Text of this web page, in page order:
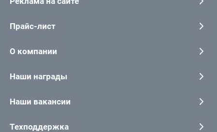
Прайс-лист
О компании
Наши награды
Наши вакансии
Техподдержка